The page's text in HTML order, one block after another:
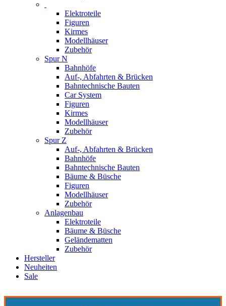
Elektroteile
Figuren
Kirmes
Modellhäuser
Zubehör
Spur N
Bahnhöfe
Auf-, Abfahrten & Brücken
Bahntechnische Bauten
Car System
Figuren
Kirmes
Modellhäuser
Zubehör
Spur Z
Auf-, Abfahrten & Brücken
Bahnhöfe
Bahntechnische Bauten
Bäume & Büsche
Figuren
Modellhäuser
Zubehör
Anlagenbau
Elektroteile
Bäume & Büsche
Geländematten
Zubehör
Hersteller
Neuheiten
Sale